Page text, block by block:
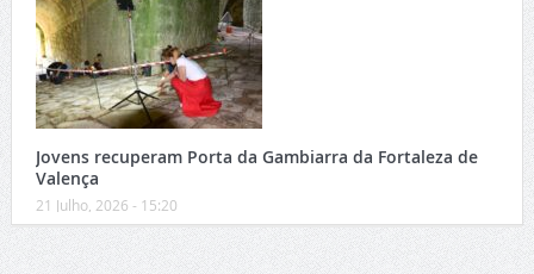
Jovens recuperam Porta da Gambiarra da Fortaleza de
Valença
21 Julho, 2026 - 15:20